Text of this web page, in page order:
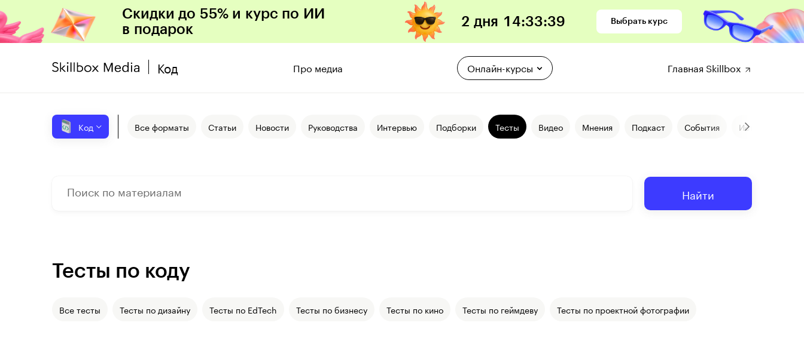
Скидки до 55% и курс по ИИ
в подарок
2 дня 14:33:38 Выбрать курс
Код Про медиа Онлайн-курсы Главная Skillbox
Код Все форматы Статьи Новости Руководства Интервью Подборки Тесты Видео Мнения Подкаст События Истории
Найти
Тесты по коду
Все тесты Тесты по дизайну Тесты по EdTech Тесты по бизнесу Тесты по кино Тесты по геймдеву Тесты по проектной фотографии